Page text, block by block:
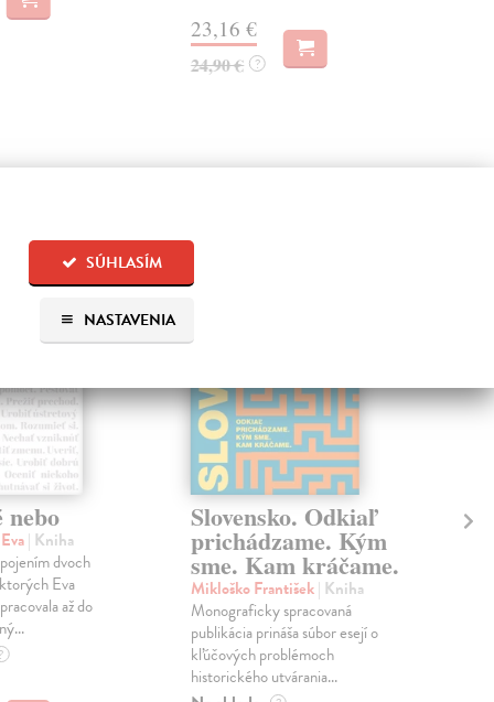
SÚHLASÍM
NASTAVENIA
23,16 €
24,90 € ?
na sklade
nebo
| Kniha
dvoch
Eva
až do
?
Slovensko. Odkiaľ
prichádzame. Kým
sme. Kam kráčame.
Mikloško František| Kniha
Monograficky spracovaná
publikácia prináša súbor esejí o
kľúčových problémoch
historického utvárania...